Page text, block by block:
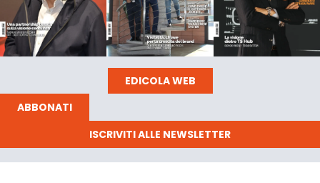
EDICOLA WEB
ABBONATI
ISCRIVITI ALLE NEWSLETTER